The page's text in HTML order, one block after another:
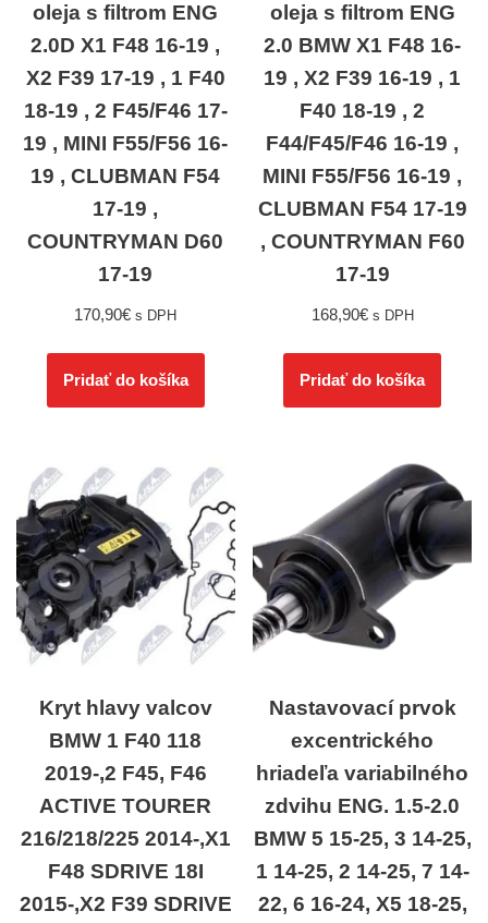
oleja s filtrom ENG
2.0D X1 F48 16-19 ,
X2 F39 17-19 , 1 F40
18-19 , 2 F45/F46 17-
19 , MINI F55/F56 16-
19 , CLUBMAN F54
17-19 ,
COUNTRYMAN D60
17-19
170,90€ s DPH
Pridať do košíka
oleja s filtrom ENG
2.0 BMW X1 F48 16-
19 , X2 F39 16-19 , 1
F40 18-19 , 2
F44/F45/F46 16-19 ,
MINI F55/F56 16-19 ,
CLUBMAN F54 17-19
, COUNTRYMAN F60
17-19
168,90€ s DPH
Pridať do košíka
Kryt hlavy valcov
BMW 1 F40 118
2019-,2 F45, F46
ACTIVE TOURER
216/218/225 2014-,X1
F48 SDRIVE 18I
2015-,X2 F39 SDRIVE
Nastavovací prvok
excentrického
hriadeľa variabilného
zdvihu ENG. 1.5-2.0
BMW 5 15-25, 3 14-25,
1 14-25, 2 14-25, 7 14-
22, 6 16-24, X5 18-25,